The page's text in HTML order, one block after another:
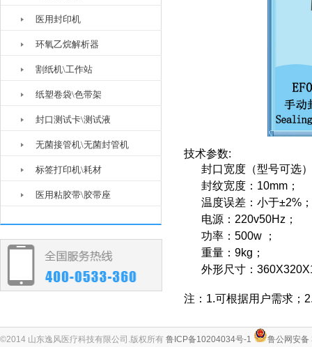
医用封印机
环氧乙烷解析器
割纸机\工作站
纸塑卷袋\色带架
封口测试卡\测试液
无菌接管机\无菌封管机
标签打印机\耗材
医用粘胶带\胶带座
技术参数:
封口宽度（型号可选
封纹宽度：10mm；
温度误差：小于
电源：220v50Hz；
功率：500w ；
重量：9kg；
外形尺寸：
注：1.可根据用户需求；
©2014 山东逸风医疗科技有限公司.版权所有 鲁ICP备10204034号-1 鲁公网安